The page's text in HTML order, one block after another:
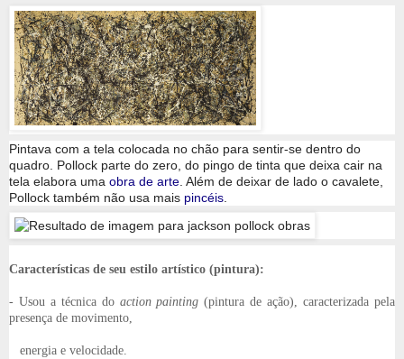
Pintava com a tela colocada no chão para sentir-se dentro do
quadro. Pollock parte do zero, do pingo de tinta que deixa cair na
tela elabora uma obra de arte. Além de deixar de lado o cavalete,
Pollock também não usa mais pincéis.
Características de seu estilo artístico (pintura):
- Usou a técnica do action painting (pintura de ação), caracterizada pela
presença de movimento,
energia e velocidade.